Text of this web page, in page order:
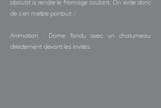
aboutit à rendre le fromage coulant...On évite donc
de s'en mettre partout ;)
Animation : Dôme fondu avec un chalumeau
directement devant les invités.